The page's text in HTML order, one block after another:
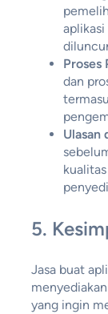
Proses
dan
Ulasan
5.
Jasa buat
yang ingin